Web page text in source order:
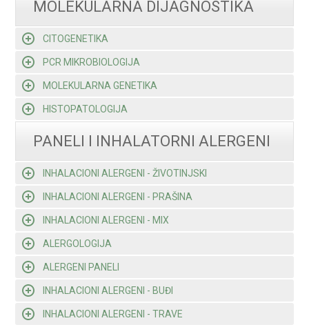
MOLEKULARNA DIJAGNOSTIKA
CITOGENETIKA
PCR MIKROBIOLOGIJA
MOLEKULARNA GENETIKA
HISTOPATOLOGIJA
PANELI I INHALATORNI ALERGENI
INHALACIONI ALERGENI - ŽIVOTINJSKI
INHALACIONI ALERGENI - PRAŠINA
INHALACIONI ALERGENI - MIX
ALERGOLOGIJA
ALERGENI PANELI
INHALACIONI ALERGENI - BUĐI
INHALACIONI ALERGENI - TRAVE